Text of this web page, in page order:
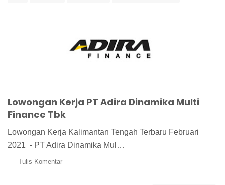
Lowongan Kerja PT Adira Dinamika Multi
Finance Tbk
Lowongan Kerja Kalimantan Tengah Terbaru Februari
2021 - PT Adira Dinamika Mul…
Tulis Komentar